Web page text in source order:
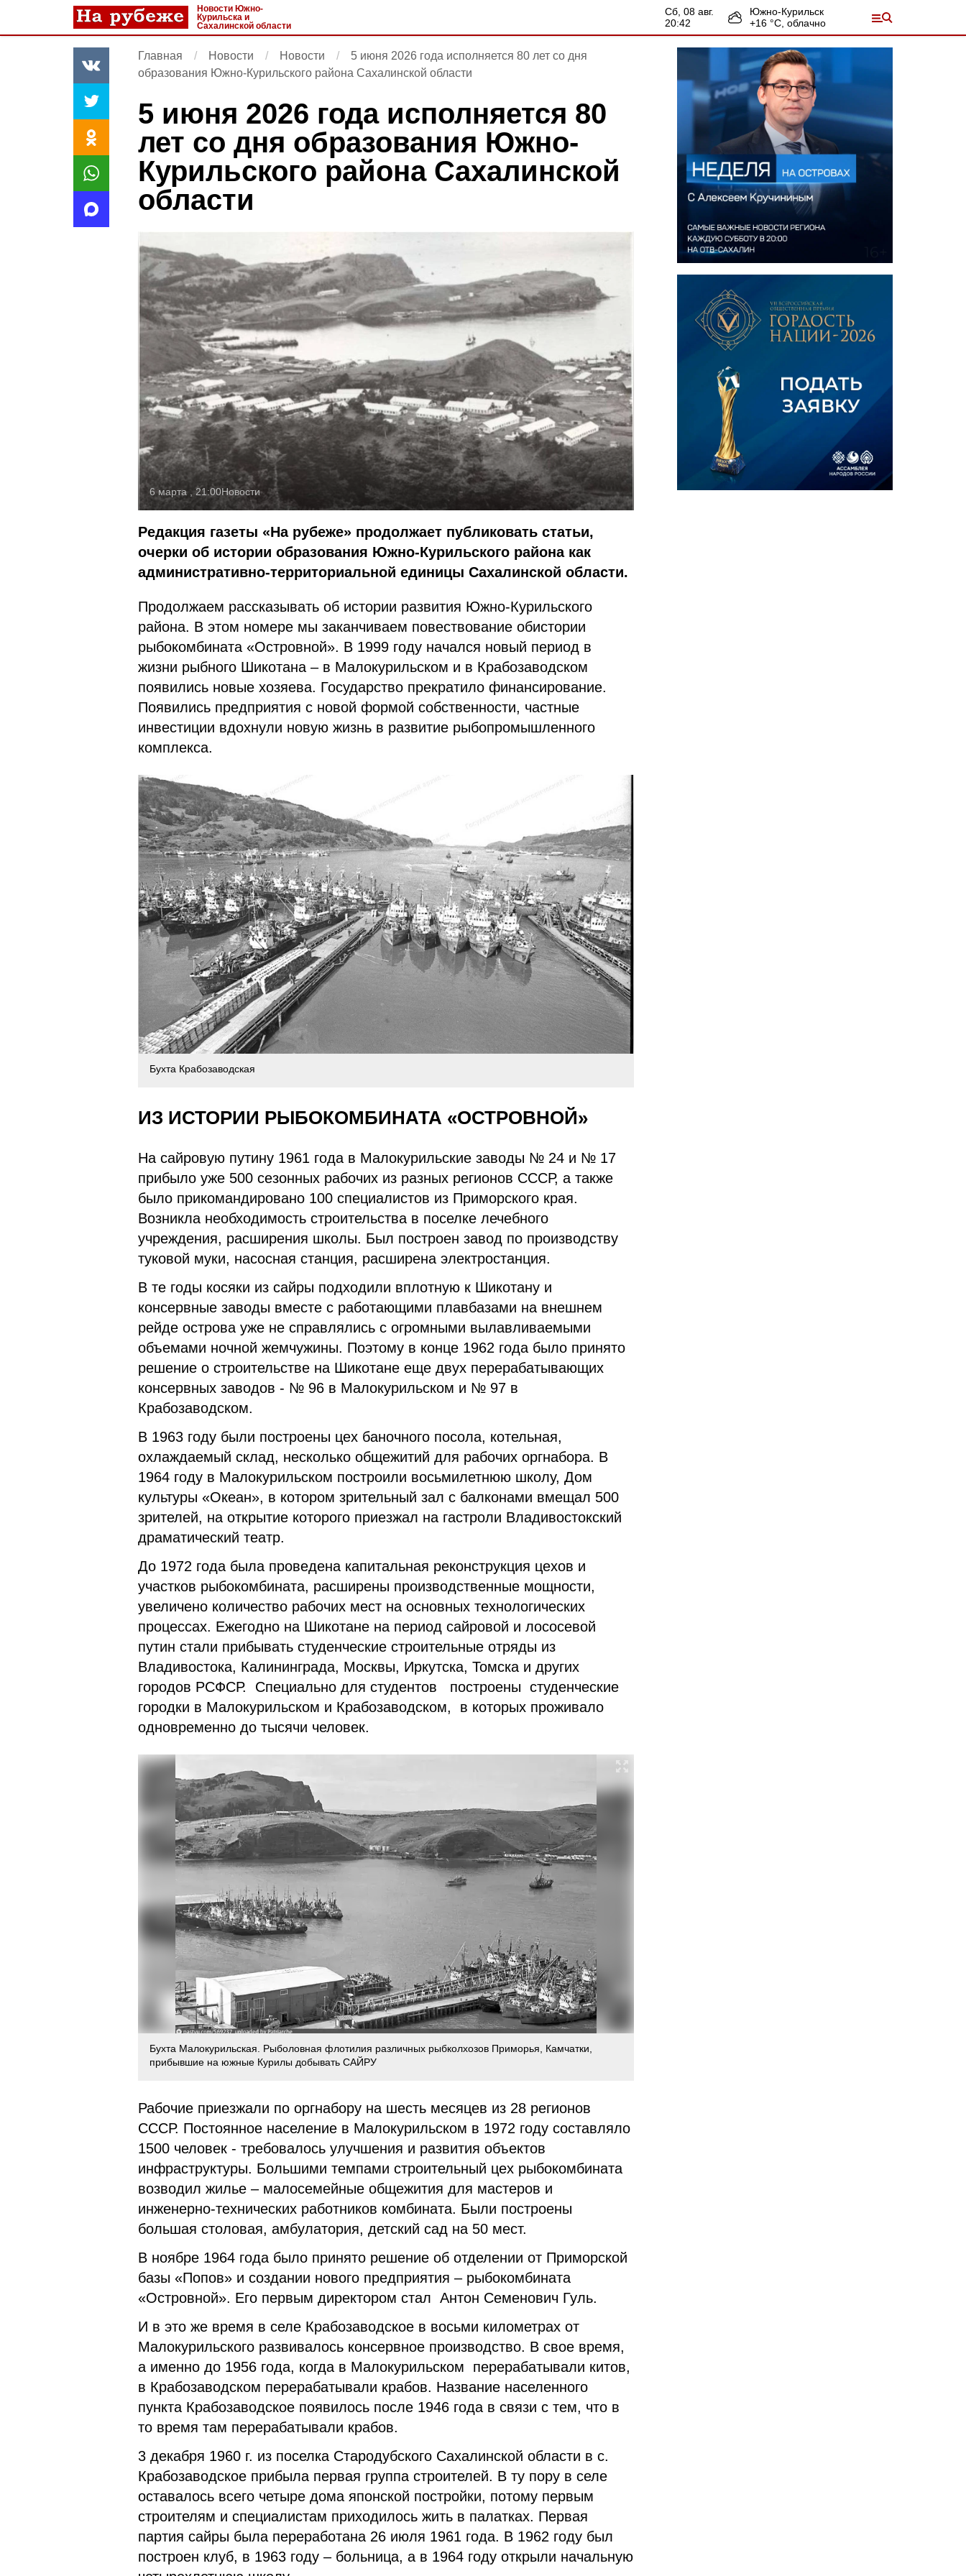
Новости Южно-
Курильска и
Сахалинской области
сб, 08 авг.
20:42
Южно-Курильск
+16 °С, облачно
Главная Новости Новости
5 июня 2026 года исполняется 80 лет со дня
образования Южно-Курильского района Сахалинской области
5 июня 2026 года исполняется 80
лет со дня образования Южно-
Курильского района Сахалинской
области
6 марта , 21:00Новости
Редакция газеты «На рубеже» продолжает публиковать статьи,
очерки об истории образования Южно-Курильского района как
административно-территориальной единицы Сахалинской области.
Продолжаем рассказывать об истории развития Южно-Курильского
района. В этом номере мы заканчиваем повествование обистории
рыбокомбината «Островной». В 1999 году начался новый период в
жизни рыбного Шикотана – в Малокурильском и в Крабозаводском
появились новые хозяева. Государство прекратило финансирование.
Появились предприятия с новой формой собственности, частные
инвестиции вдохнули новую жизнь в развитие рыбопромышленного
комплекса.
Бухта Крабозаводская
ИЗ ИСТОРИИ РЫБОКОМБИНАТА «ОСТРОВНОЙ»
На сайровую путину 1961 года в Малокурильские заводы № 24 и № 17
прибыло уже 500 сезонных рабочих из разных регионов СССР, а также
было прикомандировано 100 специалистов из Приморского края.
Возникла необходимость строительства в поселке лечебного
учреждения, расширения школы. Был построен завод по производству
туковой муки, насосная станция, расширена электростанция.
В те годы косяки из сайры подходили вплотную к Шикотану и
консервные заводы вместе с работающими плавбазами на внешнем
рейде острова уже не справлялись с огромными вылавливаемыми
объемами ночной жемчужины. Поэтому в конце 1962 года было принято
решение о строительстве на Шикотане еще двух перерабатывающих
консервных заводов - № 96 в Малокурильском и № 97 в
Крабозаводском.
В 1963 году были построены цех баночного посола, котельная,
охлаждаемый склад, несколько общежитий для рабочих оргнабора. В
1964 году в Малокурильском построили восьмилетнюю школу, Дом
культуры «Океан», в котором зрительный зал с балконами вмещал 500
зрителей, на открытие которого приезжал на гастроли Владивостокский
драматический театр.
До 1972 года была проведена капитальная реконструкция цехов и
участков рыбокомбината, расширены производственные мощности,
увеличено количество рабочих мест на основных технологических
процессах. Ежегодно на Шикотане на период сайровой и лососевой
путин стали прибывать студенческие строительные отряды из
Владивостока, Калининграда, Москвы, Иркутска, Томска и других
городов РСФСР. Специально для студентов построены студенческие
городки в Малокурильском и Крабозаводском, в которых проживало
одновременно до тысячи человек.
Бухта Малокурильская. Рыболовная флотилия различных рыбколхозов Приморья, Камчатки,
прибывшие на южные Курилы добывать САЙРУ
Рабочие приезжали по оргнабору на шесть месяцев из 28 регионов
СССР. Постоянное население в Малокурильском в 1972 году составляло
1500 человек - требовалось улучшения и развития объектов
инфраструктуры. Большими темпами строительный цех рыбокомбината
возводил жилье – малосемейные общежития для мастеров и
инженерно-технических работников комбината. Были построены
большая столовая, амбулатория, детский сад на 50 мест.
В ноябре 1964 года было принято решение об отделении от Приморской
базы «Попов» и создании нового предприятия – рыбокомбината
«Островной». Его первым директором стал Антон Семенович Гуль.
И в это же время в селе Крабозаводское в восьми километрах от
Малокурильского развивалось консервное производство. В свое время,
а именно до 1956 года, когда в Малокурильском перерабатывали китов,
в Крабозаводском перерабатывали крабов. Название населенного
пункта Крабозаводское появилось после 1946 года в связи с тем, что в
то время там перерабатывали крабов.
3 декабря 1960 г. из поселка Стародубского Сахалинской области в с.
Крабозаводское прибыла первая группа строителей. В ту пору в селе
оставалось всего четыре дома японской постройки, потому первым
строителям и специалистам приходилось жить в палатках. Первая
партия сайры была переработана 26 июля 1961 года. В 1962 году был
построен клуб, в 1963 году – больница, а в 1964 году открыли начальную